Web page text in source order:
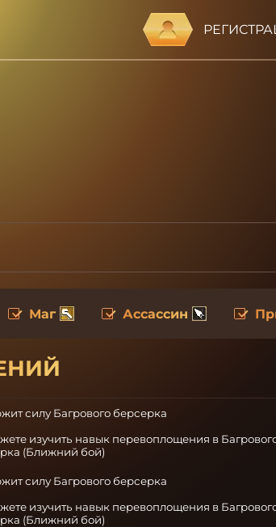
Маг Ассассин
силу Багрового берсерка
изучить навык перевоплощения в
(Ближний бой)
силу Багрового берсерка
изучить навык перевоплощения в
(Ближний бой)